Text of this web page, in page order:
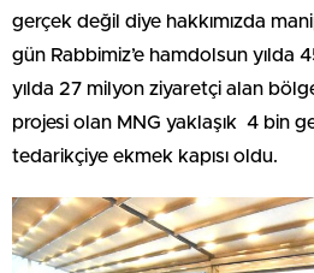
gerçek değil diye hakkımızda
gün Rabbimiz’e hamdolsun yılda
yılda 27 milyon ziyaretçi alan
projesi olan MNG yaklaşık 4 bin
tedarikçiye ekmek kapısı oldu.